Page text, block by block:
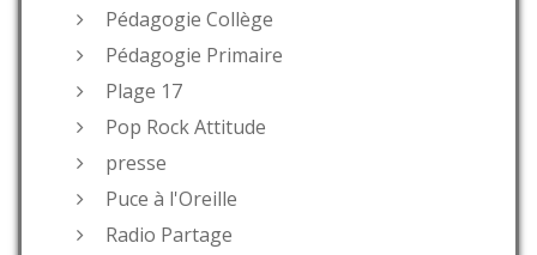
Pédagogie Collège
Pédagogie Primaire
Plage 17
Pop Rock Attitude
presse
Puce à l'Oreille
Radio Partage